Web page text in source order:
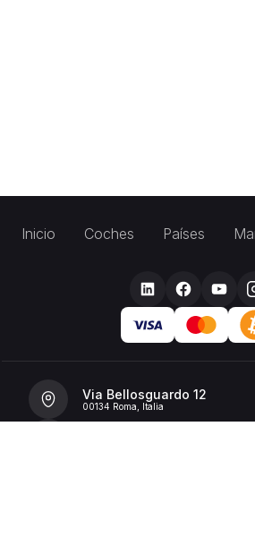
Inicio Coches Países
Via Bellosguardo 12
00134 Roma, Italia